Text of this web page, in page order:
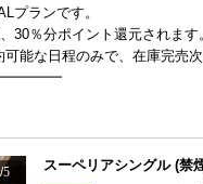
プランです。
30％分ポイント還元されます
能な日程のみで、在庫完売次
/5 スーペリアシングル (禁